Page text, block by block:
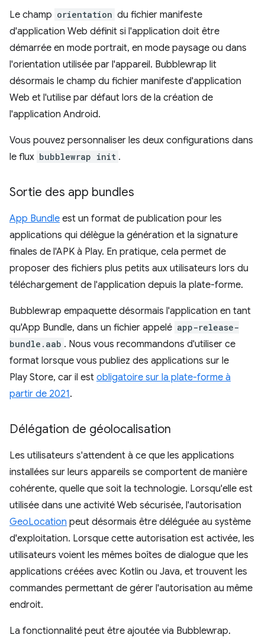
Le champ orientation du fichier manifeste
d'application Web définit si l'application doit être
démarrée en mode portrait, en mode paysage ou dans
l'orientation utilisée par l'appareil. Bubblewrap lit
désormais le champ du fichier manifeste d'application
Web et l'utilise par défaut lors de la création de
l'application Android.
Vous pouvez personnaliser les deux configurations dans
le flux bubblewrap init .
Sortie des app bundles
App Bundle est un format de publication pour les
applications qui délègue la génération et la signature
finales de l'APK à Play. En pratique, cela permet de
proposer des fichiers plus petits aux utilisateurs lors du
téléchargement de l'application depuis la plate-forme.
Bubblewrap empaquette désormais l'application en tant
qu'App Bundle, dans un fichier appelé app-release-
bundle.aab . Nous vous recommandons d'utiliser ce
format lorsque vous publiez des applications sur le
Play Store, car il est obligatoire sur la plate-forme à
partir de 2021.
Délégation de géolocalisation
Les utilisateurs s'attendent à ce que les applications
installées sur leurs appareils se comportent de manière
cohérente, quelle que soit la technologie. Lorsqu'elle est
utilisée dans une activité Web sécurisée, l'autorisation
GeoLocation peut désormais être déléguée au système
d'exploitation. Lorsque cette autorisation est activée, les
utilisateurs voient les mêmes boîtes de dialogue que les
applications créées avec Kotlin ou Java, et trouvent les
commandes permettant de gérer l'autorisation au même
endroit.
La fonctionnalité peut être ajoutée via Bubblewrap.